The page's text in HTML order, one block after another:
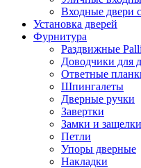
Входные двери
Установка дверей
Фурнитура
Раздвижные
Доводчики для
Ответные
Шпингалеты
Дверные ручки
Завертки
Замки и защелки
Петли
Упоры дверные
Накладки